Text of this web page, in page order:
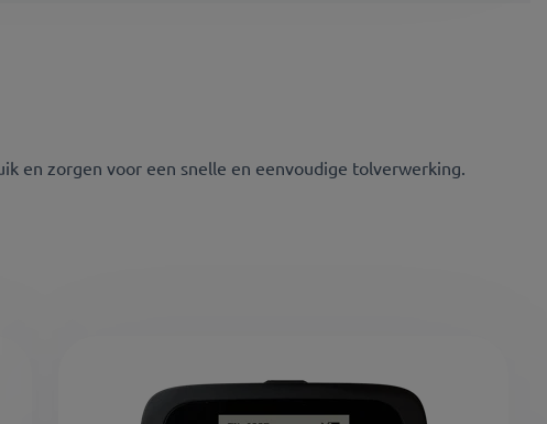
en zorgen voor een snelle en eenvoudige tolverwerking.